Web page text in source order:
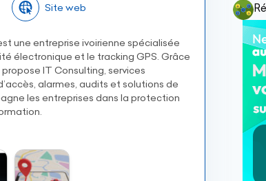
Site web
une entreprise ivoirienne spécialisée
électronique et le tracking GPS. Grâce
IT Consulting, services
alarmes, audits et solutions de
les entreprises dans la protection